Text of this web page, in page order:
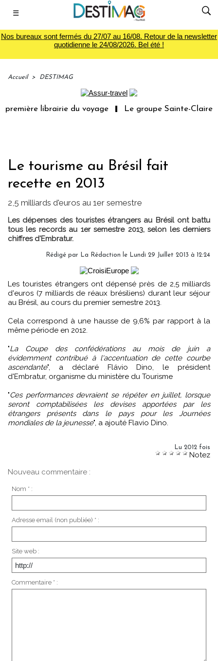
☰
Nos bureaux sont fermés du 27/07 au 16/08. Retour de la newsletter
quotidienne le 24/08/2026. Bel été !
Accueil > DESTIMAG
librairie du voyage Le groupe Sainte-Claire
Le tourisme au Brésil fait
recette en 2013
2,5 milliards d'euros au 1er semestre
Les dépenses des touristes étrangers au Brésil ont battu
tous les records au 1er semestre 2013, selon les derniers
chiffres d'Embratur.
Rédigé par La Rédaction le Lundi 29 Juillet 2013 à 12:24
Les touristes étrangers ont dépensé près de 2,5 milliards
d'euros (7 milliards de réaux brésiliens) durant leur séjour
au Brésil, au cours du premier semestre 2013.
Cela correspond à une hausse de 9,6% par rapport à la
même période en 2012.
"La Coupe des confédérations au mois de juin a
évidemment contribué à l'accentuation de cette courbe
ascendante", a déclaré Flávio Dino, le président
d'Embratur, organisme du ministère du Tourisme
"Ces performances devraient se répéter en juillet, lorsque
seront comptabilisées les devises apportées par les
étrangers présents dans le pays pour les Journées
mondiales de la jeunesse", a ajouté Flavio Dino.
Lu 2012 fois
Notez
Nouveau commentaire :
Nom * :
Adresse email (non publiée) * :
Site web :
Commentaire * :